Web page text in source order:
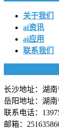
关于我们
ai资讯
ai应用
联系我们
长沙地址：湖
岳阳地址：湖
联系电话：
邮箱：